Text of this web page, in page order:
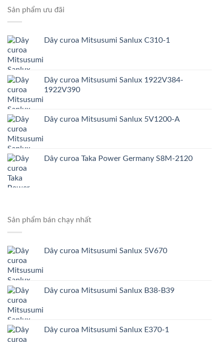
Sản phẩm ưu đãi
Dây curoa Mitsusumi Sanlux C310-1
Dây curoa Mitsusumi Sanlux 1922V384-
1922V390
Dây curoa Mitsusumi Sanlux 5V1200-A
Dây curoa Taka Power Germany S8M-2120
Sản phẩm bán chạy nhất
Dây curoa Mitsusumi Sanlux 5V670
Dây curoa Mitsusumi Sanlux B38-B39
Dây curoa Mitsusumi Sanlux E370-1